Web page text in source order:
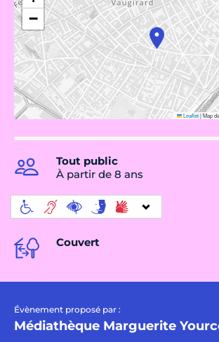
−
Leaflet|Map
Tout public
À partir de 8 ans
Couvert
Évènement proposé par :
Médiathèque Marguerite